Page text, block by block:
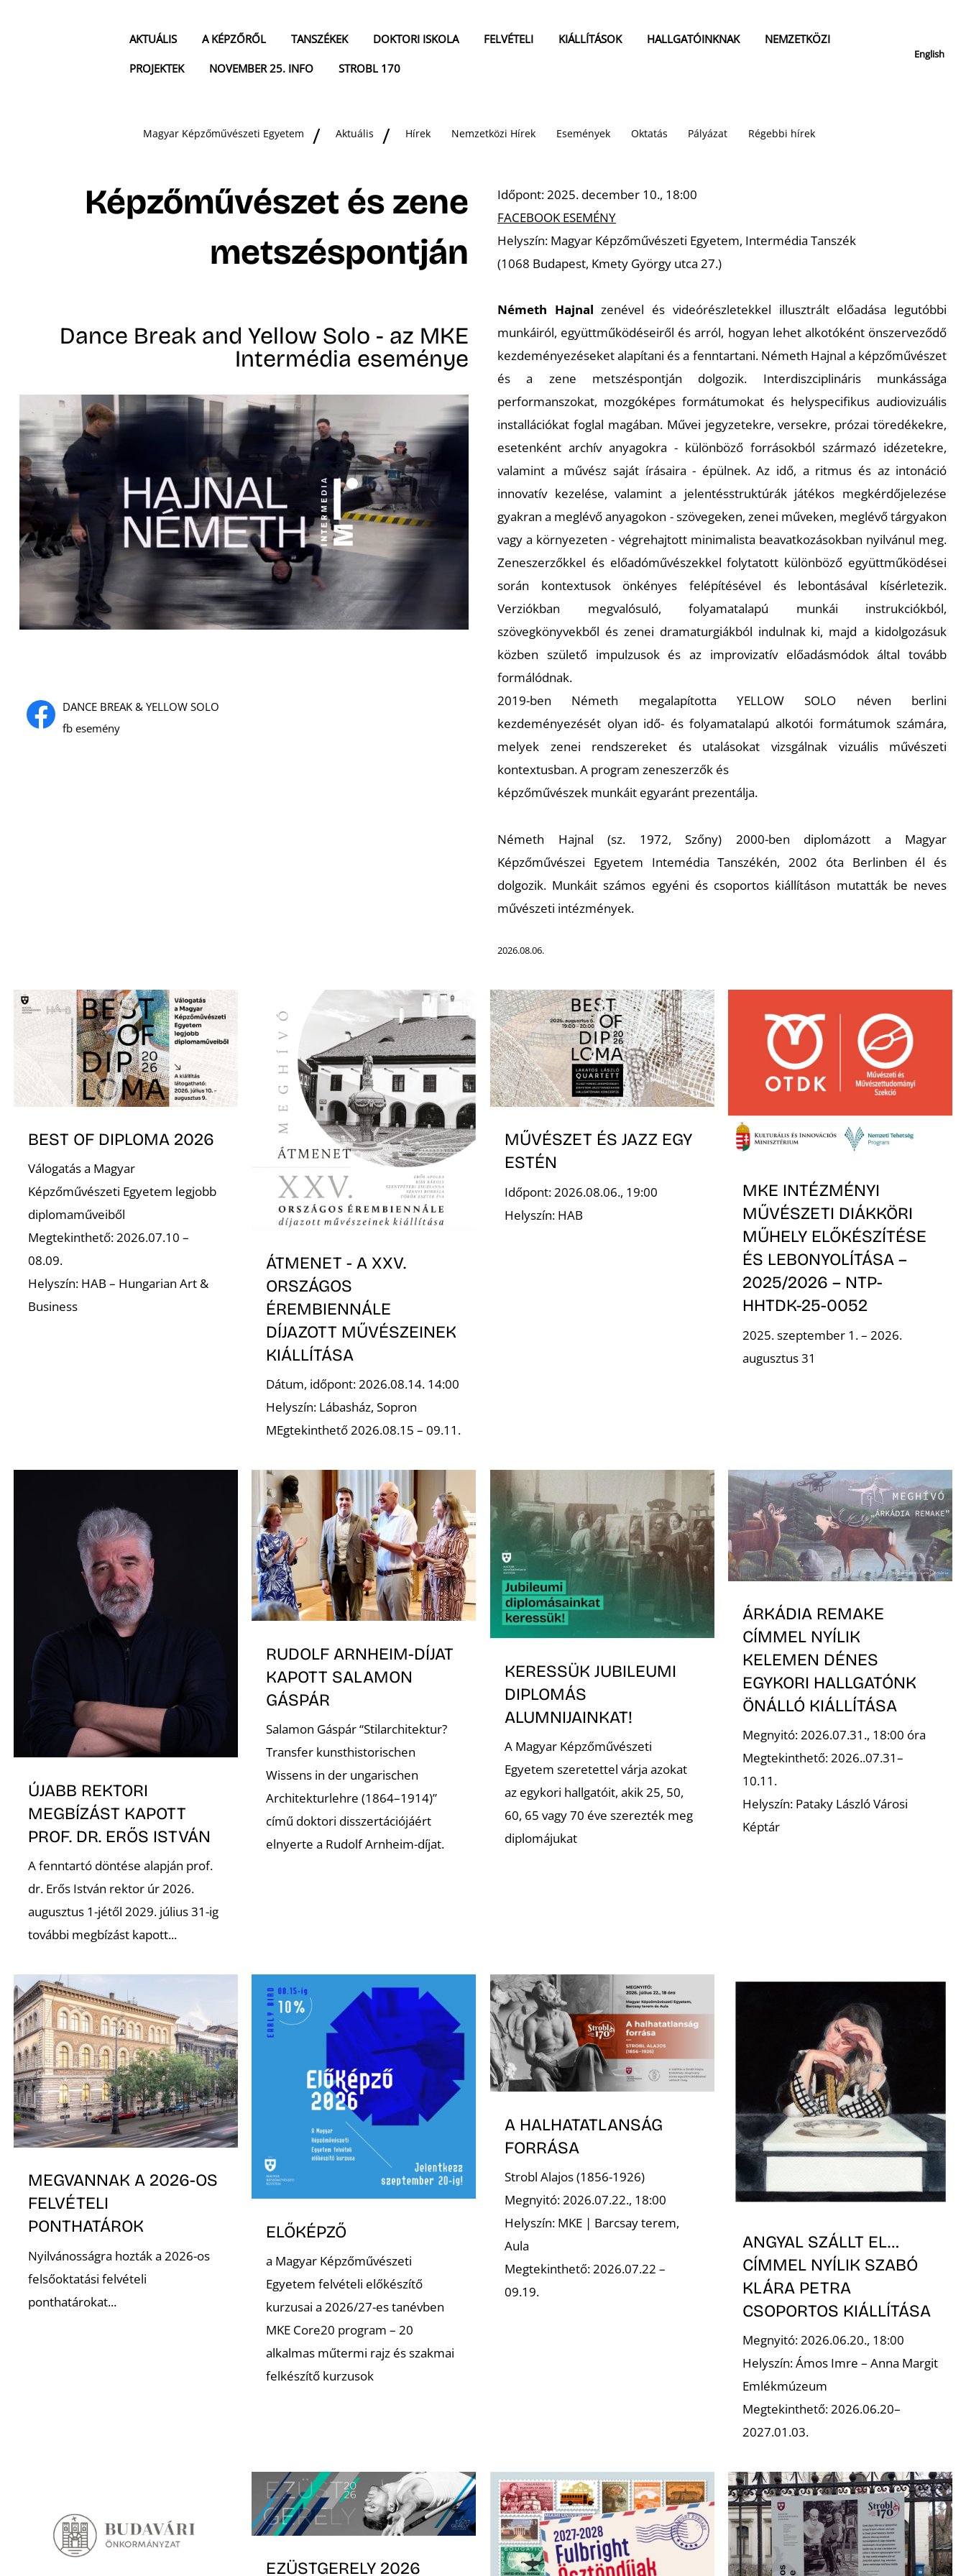
AKTUÁLIS A KÉPZŐRŐL TANSZÉKEK DOKTORI ISKOLA FELVÉTELI KIÁLLÍTÁSOK HALLGATÓINKNAK
NEMZETKÖZI
PROJEKTEK
NOVEMBER 25. INFO STROBL 170
English
Magyar Képzőművészeti Egyetem Aktuális Hírek Nemzetközi Hírek Események Oktatás Pályázat Régebbi hírek
Képzőművészet és zene
metszéspontján
Dance Break and Yellow Solo - az MKE
Intermédia eseménye
DANCE BREAK & YELLOW SOLO
fb esemény
Időpont: 2025. december 10., 18:00
FACEBOOK ESEMÉNY
Helyszín: Magyar Képzőművészeti Egyetem, Intermédia Tanszék
(1068 Budapest, Kmety György utca 27.)
Németh Hajnal zenével és videórészletekkel illusztrált előadása legutóbbi
munkáiról, együttműködéseiről és arról, hogyan lehet alkotóként önszerveződő
kezdeményezéseket alapítani és a fenntartani. Németh Hajnal a képzőművészet
és a zene metszéspontján dolgozik. Interdiszciplináris munkássága
performanszokat, mozgóképes formátumokat és helyspecifikus audiovizuális
installációkat foglal magában. Művei jegyzetekre, versekre, prózai töredékekre,
esetenként archív anyagokra - különböző forrásokból származó idézetekre,
valamint a művész saját írásaira - épülnek. Az idő, a ritmus és az intonáció
innovatív kezelése, valamint a jelentésstruktúrák játékos megkérdőjelezése
gyakran a meglévő anyagokon - szövegeken, zenei műveken, meglévő tárgyakon
vagy a környezeten - végrehajtott minimalista beavatkozásokban nyilvánul meg.
Zeneszerzőkkel és előadóművészekkel folytatott különböző együttműködései
során kontextusok önkényes felépítésével és lebontásával kísérletezik.
Verziókban megvalósuló, folyamatalapú munkái instrukciókból,
szövegkönyvekből és zenei dramaturgiákból indulnak ki, majd a kidolgozásuk
közben születő impulzusok és az improvizatív előadásmódok által tovább
formálódnak.
2019-ben Németh megalapította YELLOW SOLO néven berlini
kezdeményezését olyan idő- és folyamatalapú alkotói formátumok számára,
melyek zenei rendszereket és utalásokat vizsgálnak vizuális művészeti
kontextusban. A program zeneszerzők és
képzőművészek munkáit egyaránt prezentálja.
Németh Hajnal (sz. 1972, Szőny) 2000-ben diplomázott a Magyar
Képzőművészei Egyetem Intemédia Tanszékén, 2002 óta Berlinben él és
dolgozik. Munkáit számos egyéni és csoportos kiállításon mutatták be neves
művészeti intézmények.
2026.08.06.
BEST OF DIPLOMA 2026
Válogatás a Magyar
Képzőművészeti Egyetem legjobb
diplomaműveiből
Megtekinthető: 2026.07.10 –
08.09.
Helyszín: HAB – Hungarian Art &
Business
ÁTMENET - A XXV.
ORSZÁGOS
ÉREMBIENNÁLE
DÍJAZOTT MŰVÉSZEINEK
KIÁLLÍTÁSA
Dátum, időpont: 2026.08.14. 14:00
Helyszín: Lábasház, Sopron
MEgtekinthető 2026.08.15 – 09.11.
MŰVÉSZET ÉS JAZZ EGY
ESTÉN
Időpont: 2026.08.06., 19:00
Helyszín: HAB
MKE INTÉZMÉNYI
MŰVÉSZETI DIÁKKÖRI
MŰHELY ELŐKÉSZÍTÉSE
ÉS LEBONYOLÍTÁSA –
2025/2026 – NTP-
HHTDK-25-0052
2025. szeptember 1. – 2026.
augusztus 31
ÚJABB REKTORI
MEGBÍZÁST KAPOTT
PROF. DR. ERŐS ISTVÁN
A fenntartó döntése alapján prof.
dr. Erős István rektor úr 2026.
augusztus 1-jétől 2029. július 31-ig
további megbízást kapott...
RUDOLF ARNHEIM-DÍJAT
KAPOTT SALAMON
GÁSPÁR
Salamon Gáspár “Stilarchitektur?
Transfer kunsthistorischen
Wissens in der ungarischen
Architekturlehre (1864–1914)”
című doktori disszertációjáért
elnyerte a Rudolf Arnheim-díjat.
KERESSÜK JUBILEUMI
DIPLOMÁS
ALUMNIJAINKAT!
A Magyar Képzőművészeti
Egyetem szeretettel várja azokat
az egykori hallgatóit, akik 25, 50,
60, 65 vagy 70 éve szerezték meg
diplomájukat
ÁRKÁDIA REMAKE
CÍMMEL NYÍLIK
KELEMEN DÉNES
EGYKORI HALLGATÓNK
ÖNÁLLÓ KIÁLLÍTÁSA
Megnyitó: 2026.07.31., 18:00 óra
Megtekinthető: 2026..07.31–
10.11.
Helyszín: Pataky László Városi
Képtár
MEGVANNAK A 2026-OS
FELVÉTELI
PONTHATÁROK
Nyilvánosságra hozták a 2026-os
felsőoktatási felvételi
ponthatárokat...
ELŐKÉPZŐ
a Magyar Képzőművészeti
Egyetem felvételi előkészítő
kurzusai a 2026/27-es tanévben
MKE Core20 program – 20
alkalmas műtermi rajz és szakmai
felkészítő kurzusok
A HALHATATLANSÁG
FORRÁSA
Strobl Alajos (1856-1926)
Megnyitó: 2026.07.22., 18:00
Helyszín: MKE | Barcsay terem,
Aula
Megtekinthető: 2026.07.22 –
09.19.
ANGYAL SZÁLLT EL…
CÍMMEL NYÍLIK SZABÓ
KLÁRA PETRA
CSOPORTOS KIÁLLÍTÁSA
Megnyitó: 2026.06.20., 18:00
Helyszín: Ámos Imre – Anna Margit
Emlékmúzeum
Megtekinthető: 2026.06.20–
2027.01.03.
EZÜSTGERELY 2026